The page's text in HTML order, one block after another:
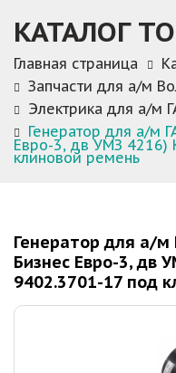
КАТАЛОГ
Главная страница
Запчасти для а/м
Электрика для а/м
Генератор для а/м
Евро-3, дв УМЗ 4216)
клиновой ремень
Генератор для а/м
Бизнес Евро-3, дв
9402.3701-17 под